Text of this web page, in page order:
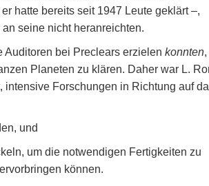
hatte bereits seit 1947 Leute geklärt –,
seine nicht heranreichten.
Auditoren bei Preclears erzielen konnten
Planeten zu klären. Daher war L.
intensive Forschungen in Richtung auf
und
um die notwendigen Fertigkeiten zu
können.